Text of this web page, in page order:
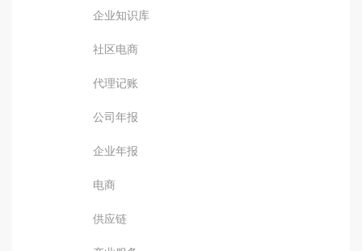
企业知识库
社区电商
代理记账
公司年报
企业年报
电商
供应链